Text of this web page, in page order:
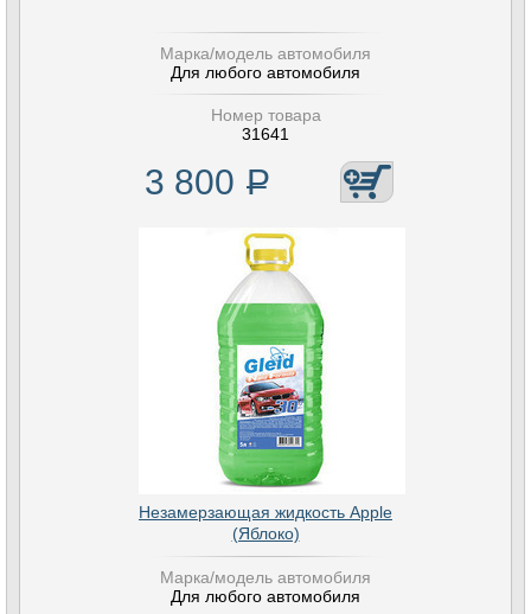
Марка/модель автомобиля
Для любого автомобиля
Номер товара
31641
3 800 Р
Незамерзающая жидкость Apple
(Яблоко)
Марка/модель автомобиля
Для любого автомобиля